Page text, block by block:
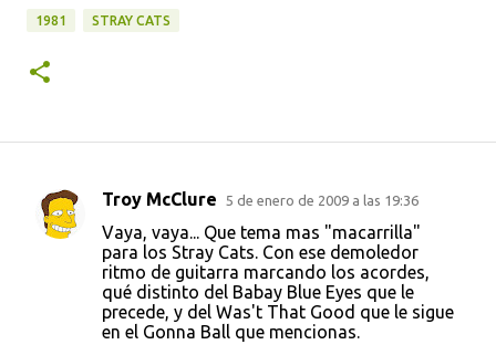
1981 STRAY CATS
C
Troy McClure 5 de enero de 2009 a las 19:36
Vaya, vaya... Que tema mas "macarrilla"
para los Stray Cats. Con ese demoledor
ritmo de guitarra marcando los acordes,
qué distinto del Babay Blue Eyes que le
precede, y del Was't That Good que le sigue
en el Gonna Ball que mencionas.